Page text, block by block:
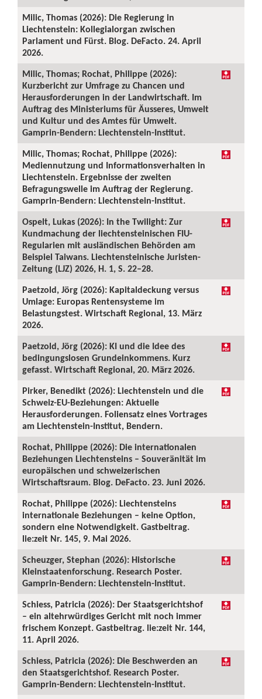
Milic, Thomas (2026): Die Regierung in
Liechtenstein: Kollegialorgan zwischen
Parlament und Fürst. Blog. DeFacto. 24. April
2026.
Milic, Thomas; Rochat, Philippe (2026):
Kurzbericht zur Umfrage zu Chancen und
Herausforderungen in der Landwirtschaft. Im
Auftrag des Ministeriums für Äusseres, Umwelt
und Kultur und des Amtes für Umwelt.
Gamprin-Bendern: Liechtenstein-Institut.
Milic, Thomas; Rochat, Philippe (2026):
Mediennutzung und Informationsverhalten in
Liechtenstein. Ergebnisse der zweiten
Befragungswelle im Auftrag der Regierung.
Gamprin-Bendern: Liechtenstein-Institut.
Ospelt, Lukas (2026): In the Twilight: Zur
Kundmachung der liechtensteinischen FIU-
Regularien mit ausländischen Behörden am
Beispiel Taiwans. Liechtensteinische Juristen-
Zeitung (LJZ) 2026, H. 1, S. 22–28.
Paetzold, Jörg (2026): Kapitaldeckung versus
Umlage: Europas Rentensysteme im
Belastungstest. Wirtschaft Regional, 13. März
2026.
Paetzold, Jörg (2026): KI und die Idee des
bedingungslosen Grundeinkommens. Kurz
gefasst. Wirtschaft Regional, 20. März 2026.
Pirker, Benedikt (2026): Liechtenstein und die
Schweiz-EU-Beziehungen: Aktuelle
Herausforderungen. Foliensatz eines Vortrages
am Liechtenstein-Institut, Bendern.
Rochat, Philippe (2026): Die internationalen
Beziehungen Liechtensteins – Souveränität im
europäischen und schweizerischen
Wirtschaftsraum. Blog. DeFacto. 23. Juni 2026.
Rochat, Philippe (2026): Liechtensteins
internationale Beziehungen – keine Option,
sondern eine Notwendigkeit. Gastbeitrag.
lie:zeit Nr. 145, 9. Mai 2026.
Scheuzger, Stephan (2026): Historische
Kleinstaatenforschung. Research Poster.
Gamprin-Bendern: Liechtenstein-Institut.
Schiess, Patricia (2026): Der Staatsgerichtshof
– ein altehrwürdiges Gericht mit noch immer
frischem Konzept. Gastbeitrag. lie:zeit Nr. 144,
11. April 2026.
Schiess, Patricia (2026): Die Beschwerden an
den Staatsgerichtshof. Research Poster.
Gamprin-Bendern: Liechtenstein-Institut.